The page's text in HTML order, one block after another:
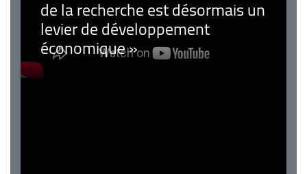
de la recherche est désormais un
levier de développement
économique »